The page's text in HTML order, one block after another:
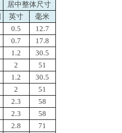
居中整体尺寸
英寸
毫米
0.5
12.7
0.7
17.8
1.2
30.5
2
51
1.2
30.5
2
51
2.3
58
2.3
58
2.8
71